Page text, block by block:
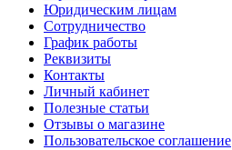
Юридическим лицам
Сотрудничество
График работы
Реквизиты
Контакты
Личный кабинет
Полезные статьи
Отзывы о магазине
Пользовательское соглашение